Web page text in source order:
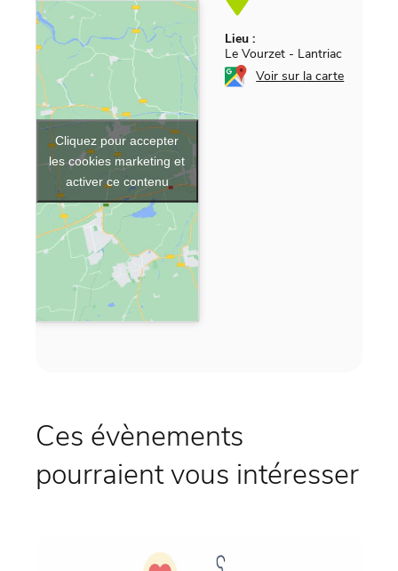
Lieu :
Le Vourzet - Lantriac
Voir sur la carte
Cliquez pour accepter
les cookies marketing et
activer ce contenu
Ces évènements
pourraient vous intéresser